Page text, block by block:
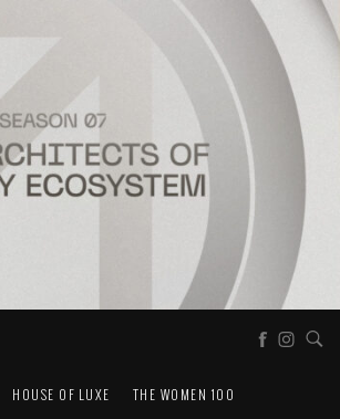
HOUSE OF LUXE THE WOMEN 100